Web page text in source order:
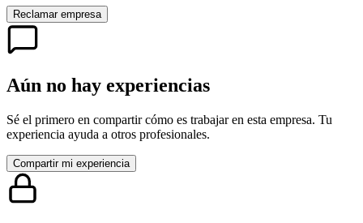
Reclamar empresa
Aún no hay experiencias
Sé el primero en compartir cómo es trabajar en esta empresa. Tu
experiencia ayuda a otros profesionales.
Compartir mi experiencia